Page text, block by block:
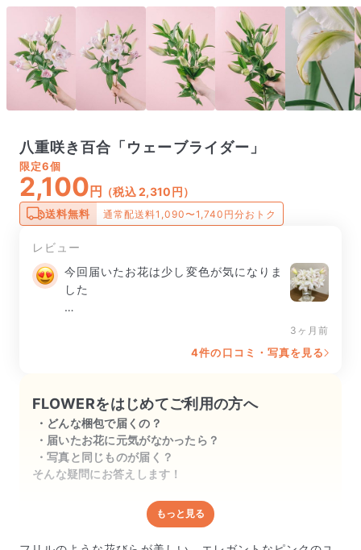
八重咲き百合「ウェーブライダー」
限定6個
2,100 円 （税込 2,310円）
送料無料 通常配送料1,090〜1,740円分おトク
レビュー
今回届いたお花は少し変色が気になりま
した
八重咲きなので開花したらとても美しい
ユリの香りが好きなので甘い香りに癒さ
れています
＊追記＊
写真を差し替えました
3ヶ月前
4件の口コミ・写真を見る
FLOWERをはじめてご利用の方へ
どんな梱包で届くの？
届いたお花に元気がなかったら？
写真と同じものが届く？
そんな疑問にお答えします！
どんな梱包で届くの？
出荷前に水揚げ（花が水を吸いやすくなる処理）を施
もっと見る